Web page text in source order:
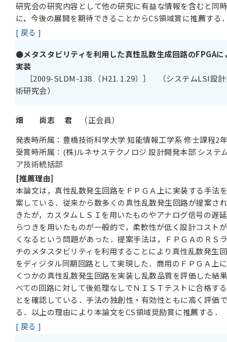
研究会の研究内容として他の研究に有益な情報を含むと同
に，今後の展開を期待できることからCS領域賞に推薦する
[ 戻る ]
●メタスタビリティを利用した真性乱数生成回路のFPGAに
実装
［2009-SLDM-138 （H21. 1.29）］ （システムLSI設
術研究会）
畑 尚志 君 （正会員）
発表時所属：豊橋技術科学大学 知能情報工学系 修士課程2
受賞時所属：(株)ルネサステクノロジ 設計開発本部 システ
ア技術統括部
[推薦理由]
本論文は，真性乱数発生回路をＦＰＧＡ上に実装する手法
案している．従来から数多くの真性乱数発生回路が提案さ
きたが，カスタムＬＳＩを用いたものやアナログ信号の遅
らつきを用いたものが一般的で，柔軟性が低く設計コスト
くなるという問題があった．提案手法は，ＦＰＧＡのＲＳ
チのメタスタビリティを利用することにより真性乱数発生
をディジタル同期回路として実現した．商用のＦＰＧＡ上
くつかの真性乱数発生回路を実装し乱数品質を評価した結
べての回路に対して後処理なしでＮＩＳＴテストに合格す
とを確認している．手法の独創性・有効性ともに高く評価
る．以上の理由により本論文をCS領域奨励賞に推薦する．
[ 戻る ]